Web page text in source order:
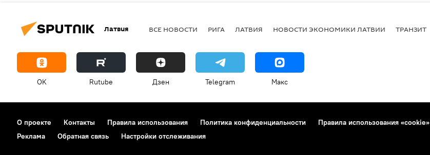
Латвия ВСЕ НОВОСТИ РИГА ЛАТВИЯ НОВОСТИ ЭКОНОМИКИ ЛАТВИИ ТРАНЗИТ
OK Rutube Дзен Telegram Макс
О проекте Контакты Правила использования Политика конфиденциальности Правила использования «cookie»
Реклама
Обратная связь Настройки отслеживания